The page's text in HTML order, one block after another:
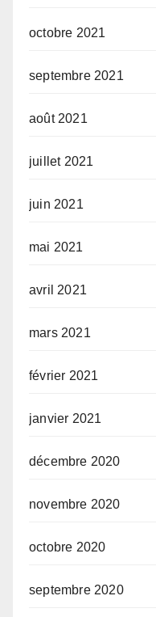
octobre 2021
septembre 2021
août 2021
juillet 2021
juin 2021
mai 2021
avril 2021
mars 2021
février 2021
janvier 2021
décembre 2020
novembre 2020
octobre 2020
septembre 2020